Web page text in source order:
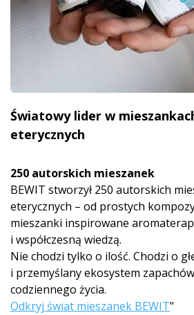
Światowy lider w
eterycznych
250 autorskich mieszanek
BEWIT stworzył 250 autorskich
eterycznych – od prostych
mieszanki inspirowane
i współczesną wiedzą.
Nie chodzi tylko o ilość. Chodzi o
i przemyślany ekosystem
codziennego życia.
Odkryj świat mieszanek BEWIT"